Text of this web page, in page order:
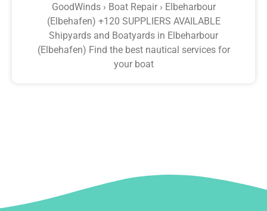
GoodWinds › Boat Repair › Elbeharbour
(Elbehafen) +120 SUPPLIERS AVAILABLE
Shipyards and Boatyards in Elbeharbour
(Elbehafen) Find the best nautical services for
your boat